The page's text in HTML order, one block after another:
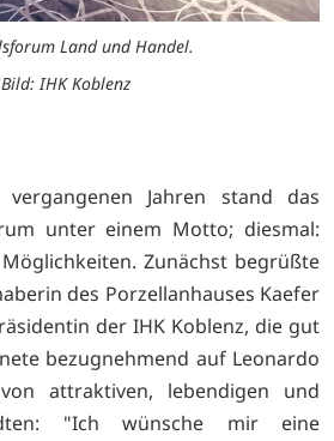
Land und Handel.
Bild: IHK Koblenz
Jahren stand das
unter einem Motto; diesmal:
Zunächst begrüßte
des Porzellanhauses Kaefer
der IHK Koblenz, die gut
bezugnehmend auf Leonardo
attraktiven, lebendigen und
"Ich wünsche mir eine